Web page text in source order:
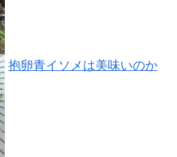
抱卵青イソメは美味いのか